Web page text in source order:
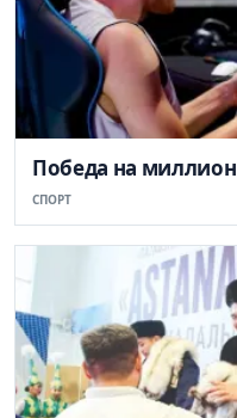
Победа на миллион
СПОРТ